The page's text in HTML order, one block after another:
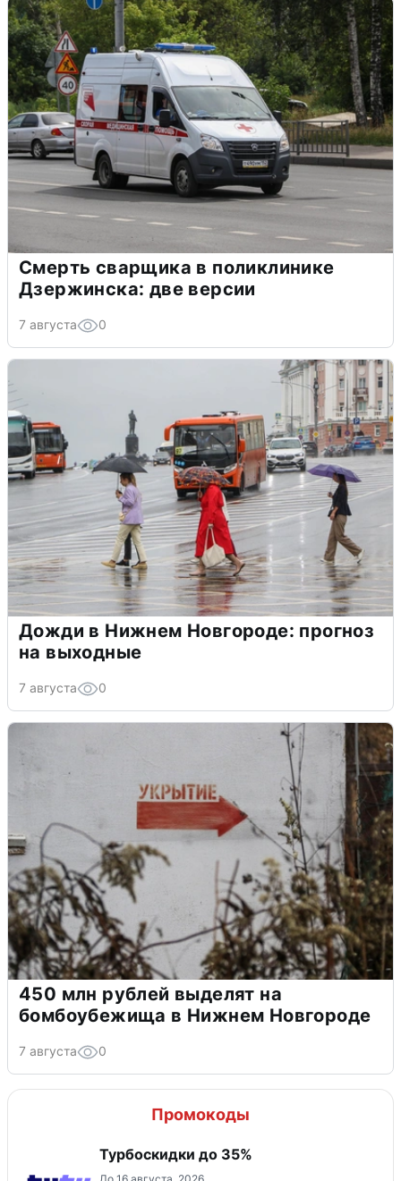
Смерть сварщика в поликлинике
Дзержинска: две версии
7 августа 0
Дожди в Нижнем Новгороде: прогноз
на выходные
7 августа 0
450 млн рублей выделят на
бомбоубежища в Нижнем Новгороде
7 августа 0
Промокоды
Турбоскидки до 35%